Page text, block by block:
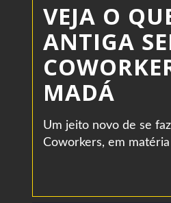
VEJA O
ANTIGA
MADÁ
Um jeito novo de se
Coworkers, em matéria